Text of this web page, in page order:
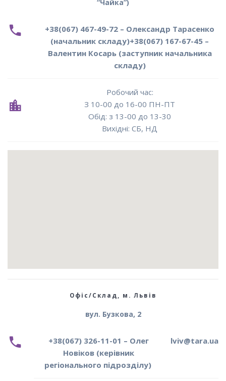
“Чайка”)
+38(067) 467-49-72 – Олександр Тарасенко
(начальник складу)+38(067) 167-67-45 –
Валентин Косарь (заступник начальника
складу)
Робочий час:
З 10-00 до 16-00 ПН-ПТ
Oбід: з 13-00 до 13-30
Вихідні: СБ, НД
Офіс/Склад, м. Львів
вул. Бузкова, 2
+38(067) 326-11-01 – Олег
Новіков (керівник
регіонального підрозділу)
lviv@tara.ua